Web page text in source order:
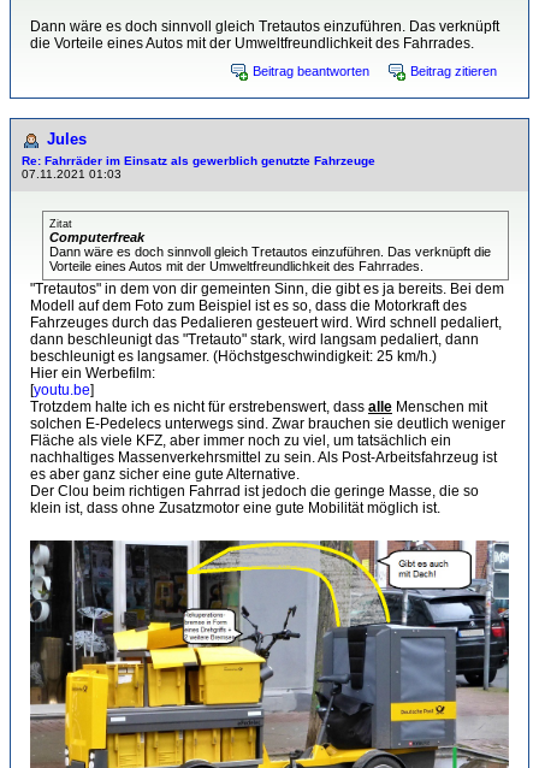
Dann wäre es doch sinnvoll gleich Tretautos einzuführen. Das verknüpft
die Vorteile eines Autos mit der Umweltfreundlichkeit des Fahrrades.
Beitrag beantworten Beitrag zitieren
Jules
Re: Fahrräder im Einsatz als gewerblich genutzte Fahrzeuge
07.11.2021 01:03
Zitat
Computerfreak
Dann wäre es doch sinnvoll gleich Tretautos einzuführen. Das verknüpft die
Vorteile eines Autos mit der Umweltfreundlichkeit des Fahrrades.
"Tretautos" in dem von dir gemeinten Sinn, die gibt es ja bereits. Bei dem
Modell auf dem Foto zum Beispiel ist es so, dass die Motorkraft des
Fahrzeuges durch das Pedalieren gesteuert wird. Wird schnell pedaliert,
dann beschleunigt das "Tretauto" stark, wird langsam pedaliert, dann
beschleunigt es langsamer. (Höchstgeschwindigkeit: 25 km/h.)
Hier ein Werbefilm:
[youtu.be]
Trotzdem halte ich es nicht für erstrebenswert, dass alle Menschen mit
solchen E-Pedelecs unterwegs sind. Zwar brauchen sie deutlich weniger
Fläche als viele KFZ, aber immer noch zu viel, um tatsächlich ein
nachhaltiges Massenverkehrsmittel zu sein. Als Post-Arbeitsfahrzeug ist
es aber ganz sicher eine gute Alternative.
Der Clou beim richtigen Fahrrad ist jedoch die geringe Masse, die so
klein ist, dass ohne Zusatzmotor eine gute Mobilität möglich ist.